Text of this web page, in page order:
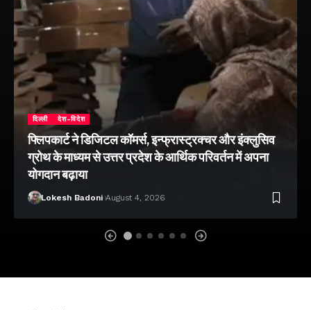
दिल्ली देश-विदेश
फ्लिपकार्ट ने डिजिटल कॉमर्स, इन्फ्रास्ट्रक्चर और इंक्लुसिव
ग्रोथ के माध्यम से उत्तर प्रदेश के आर्थिक परिवर्तन में अपना
योगदान बढ़ाया
Lokesh Badoni August 4, 2026